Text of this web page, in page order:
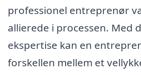
professionel entreprenør
allierede i processen. Med
ekspertise kan en
forskellen mellem et